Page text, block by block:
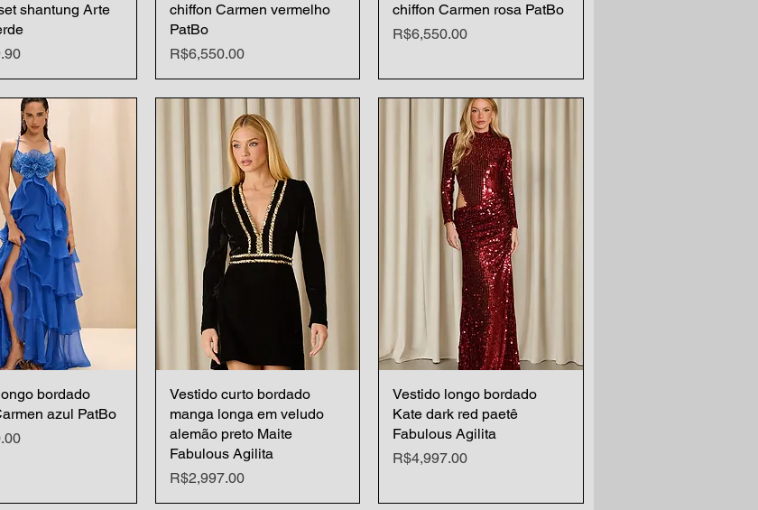
shantung Arte
chiffon Carmen vermelho
PatBo
Price
R$6,550.00
chiffon Carmen rosa PatBo
Price
R$6,550.00
Quick Viewbordado
azul PatBo
Quick View
Vestido curto bordado
manga longa em veludo
alemão preto Maite
Fabulous Agilita
Price
R$2,997.00
Quick View
Vestido longo bordado
Kate dark red paetê
Fabulous Agilita
Price
R$4,997.00